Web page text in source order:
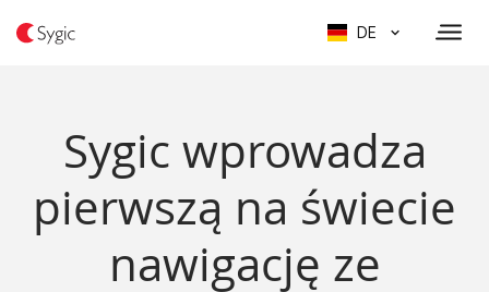
DE
Sygic wprowadza
pierwszą na świecie
nawigację ze